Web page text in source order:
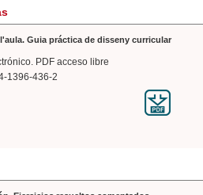
Guia práctica de disseny curricular
PDF acceso libre
1396-436-2